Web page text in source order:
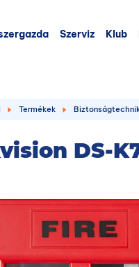
Szerviz Klub
Termékek
DS-